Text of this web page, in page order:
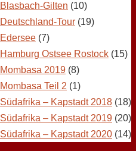
Blasbach-Gilten (10)
Deutschland-Tour (19)
Edersee (7)
Hamburg Ostsee Rostock (15)
Mombasa 2019 (8)
Mombasa Teil 2 (1)
Südafrika – Kapstadt 2018 (18)
Südafrika – Kapstadt 2019 (20)
Südafrika – Kapstadt 2020 (14)